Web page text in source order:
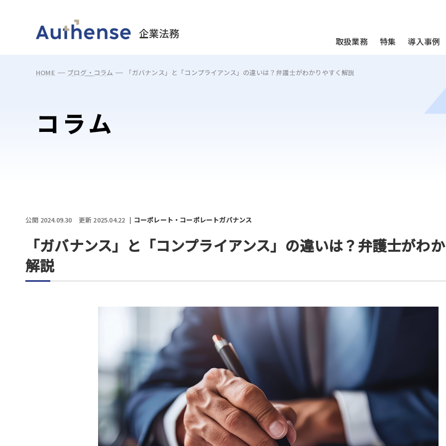
企業法務
取扱業務 特集 導入事例
HOME ブログ・コラム 「ガバナンス」と「コンプライアンス」の違いは？弁護士がわかりやすく解説
コラム
公開 2024.09.30 更新 2025.04.22 コーポレート・コーポレートガバナンス
「ガバナンス」と「コンプライアンス」の違いは？弁護士がわ
解説